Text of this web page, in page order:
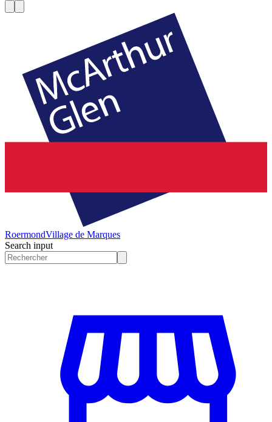
RoermondVillage de Marques
Search input